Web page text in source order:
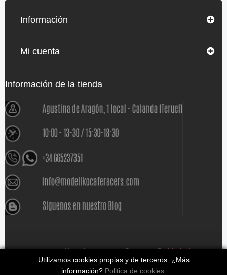
Información
Mi cuenta
Información de la tienda
Utilizamos cookies propias y de terceros. ¿Más
información? Politica de cookies.
www.modelikocaferacers.com Designed By Modeliko